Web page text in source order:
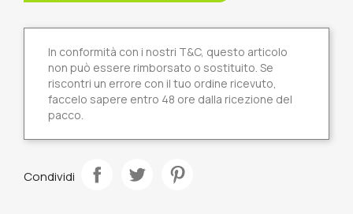
In conformità con i nostri T&C, questo articolo
non può essere rimborsato o sostituito. Se
riscontri un errore con il tuo ordine ricevuto,
faccelo sapere entro 48 ore dalla ricezione del
pacco.
Condividi